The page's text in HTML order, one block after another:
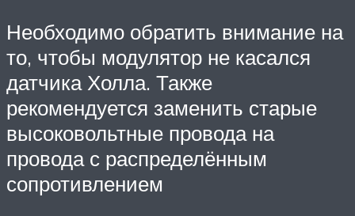
Необходимо обратить внимание на
то, чтобы модулятор не касался
датчика Холла. Также
рекомендуется заменить старые
высоковольтные провода на
провода с распределённым
сопротивлением